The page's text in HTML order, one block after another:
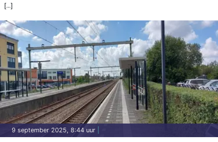
[...]
9 september 2025, 8:44 uur